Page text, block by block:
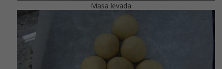
Masa levada